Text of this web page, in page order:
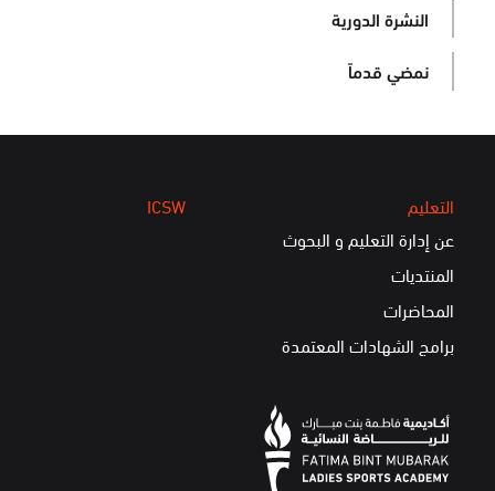
النشرة الدورية
نمضي قدماً
التعليم
عن إدارة التعليم و البحوث
المنتديات
المحاضرات
برامج الشهادات المعتمدة
ICSW